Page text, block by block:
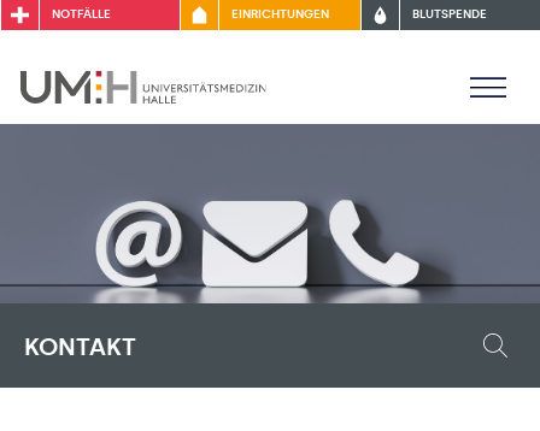
NOTFÄLLE EINRICHTUNGEN BLUTSPENDE
KONTAKT